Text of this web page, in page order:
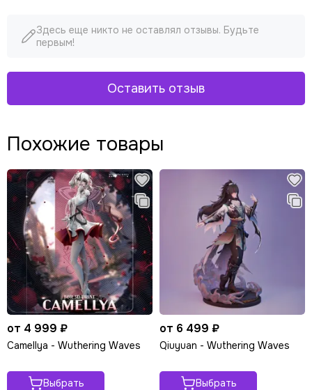
Здесь еще никто не оставлял отзывы. Будьте
первым!
Оставить отзыв
Похожие товары
от 4 999 ₽
Camellya - Wuthering Waves
Выбрать
от 6 499 ₽
Qiuyuan - Wuthering Waves
Выбрать